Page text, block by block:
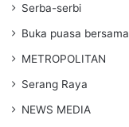
Serba-serbi
Buka puasa bersama
METROPOLITAN
Serang Raya
NEWS MEDIA